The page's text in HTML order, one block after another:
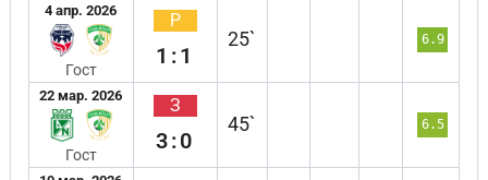
4 апр. 2026
Гост
Р
1:1
25` 6.9
22 мар. 2026
Гост
З
3:0
45` 6.5